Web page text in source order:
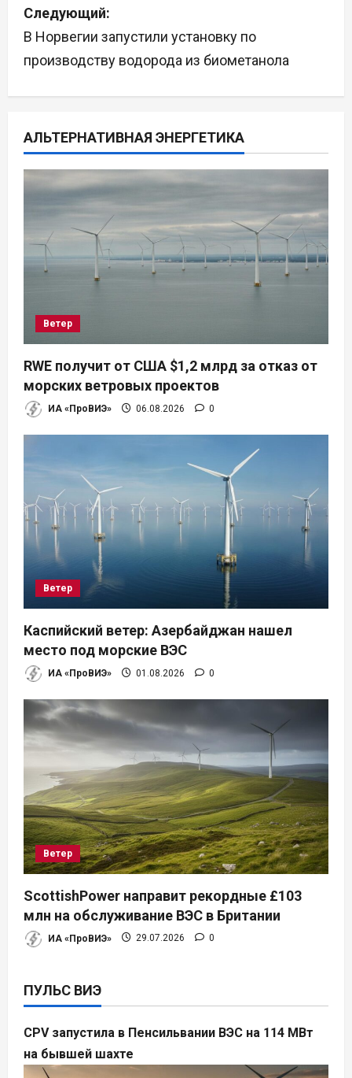
и
г
и
я
п
о
п
и
с
Следующий:
В Норвегии запустили установку по
производству водорода из биометанола
АЛЬТЕРНАТИВНАЯ ЭНЕРГЕТИКА
Ветер
RWE получит от США $1,2 млрд за отказ от
морских ветровых проектов
ИА «ПроВИЭ» 06.08.2026 0
Ветер
Каспийский ветер: Азербайджан нашел
место под морские ВЭС
ИА «ПроВИЭ» 01.08.2026 0
Ветер
ScottishPower направит рекордные £103
млн на обслуживание ВЭС в Британии
ИА «ПроВИЭ» 29.07.2026 0
ПУЛЬС ВИЭ
CPV запустила в Пенсильвании ВЭС на 114 МВт
на бывшей шахте